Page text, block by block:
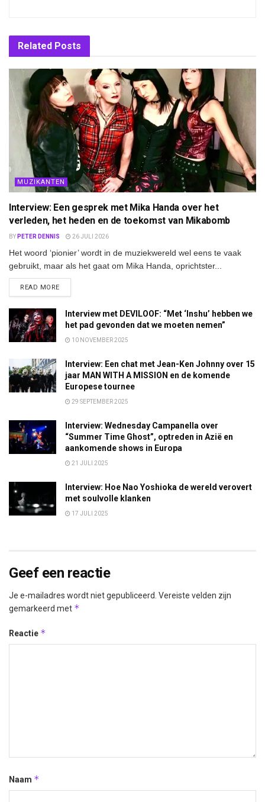
Related Posts
MUZIKANTEN
Interview: Een gesprek met Mika Handa over het
verleden, het heden en de toekomst van Mikabomb
BY PETER DENNIS 26 JULI 2026
Het woord ‘pionier’ wordt in de muziekwereld wel eens te vaak
gebruikt, maar als het gaat om Mika Handa, oprichtster...
READ MOREDETAILS
Interview met DEVILOOF: “Met ‘Inshu’ hebben we
het pad gevonden dat we moeten nemen”
10 NOVEMBER 2025
Interview: Een chat met Jean-Ken Johnny over 15
jaar MAN WITH A MISSION en de komende
Europese tournee
29 SEPTEMBER 2025
Interview: Wednesday Campanella over
“Summer Time Ghost”, optreden in Azië en
aankomende shows in Europa
21 JULI 2025
Interview: Hoe Nao Yoshioka de wereld verovert
met soulvolle klanken
17 JULI 2025
Geef een reactie
Je e-mailadres wordt niet gepubliceerd. Vereiste velden zijn
gemarkeerd met *
Reactie *
Naam *